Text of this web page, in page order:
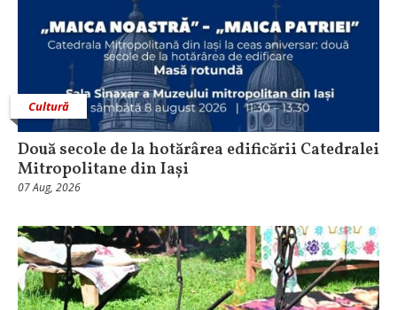
Cultură
Două secole de la hotărârea edificării Catedralei
Mitropolitane din Iași
07 Aug, 2026